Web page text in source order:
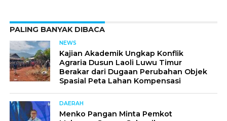
PALING BANYAK DIBACA
NEWS
Kajian Akademik Ungkap Konflik
Agraria Dusun Laoli Luwu Timur
Berakar dari Dugaan Perubahan Objek
Spasial Peta Lahan Kompensasi
DAERAH
Menko Pangan Minta Pemkot